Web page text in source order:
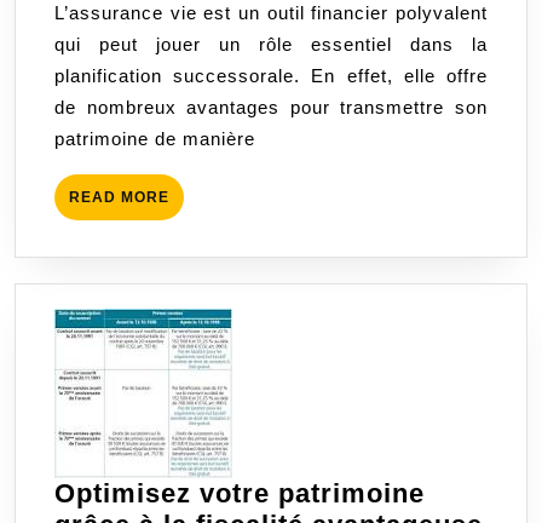
l’assurance
vie
L’assurance vie est un outil financier polyvalent
qui peut jouer un rôle essentiel dans la
planification successorale. En effet, elle offre
de nombreux avantages pour transmettre son
patrimoine de manière
READ MORE READ
MORE
Optimisez votre patrimoine